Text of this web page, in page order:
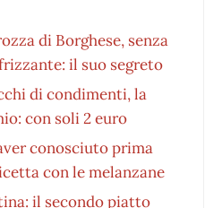
di Borghese, senza
il suo segreto
di condimenti, la
con soli 2 euro
conosciuto prima
con le melanzane
il secondo piatto